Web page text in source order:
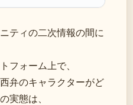
ティの二次情報の間に
フォーム上で、
弁のキャラクターがど
実態は、